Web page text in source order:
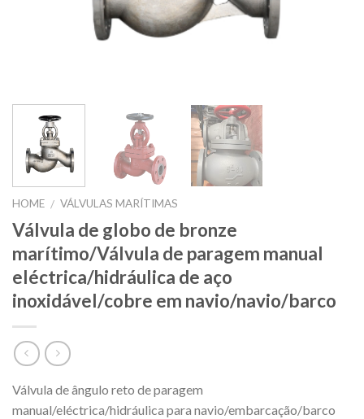
HOME / VÁLVULAS MARÍTIMAS
Válvula de globo de bronze
marítimo/Válvula de paragem manual
eléctrica/hidráulica de aço
inoxidável/cobre em navio/navio/barco
Válvula de ângulo reto de paragem
manual/eléctrica/hidráulica para navio/embarcação/barco